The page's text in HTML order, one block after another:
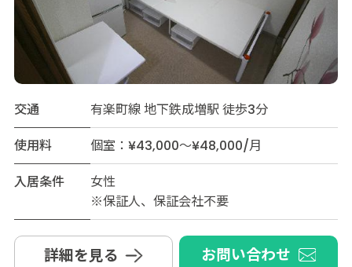
交通
有楽町線 地下鉄成増駅 徒歩3分
使用料
個室：¥43,000～¥48,000/月
入居条件
女性
※保証人、保証会社不要
詳細を見る お問い合わせ